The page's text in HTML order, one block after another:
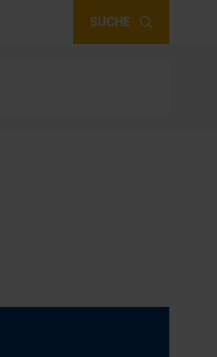
SUCHE